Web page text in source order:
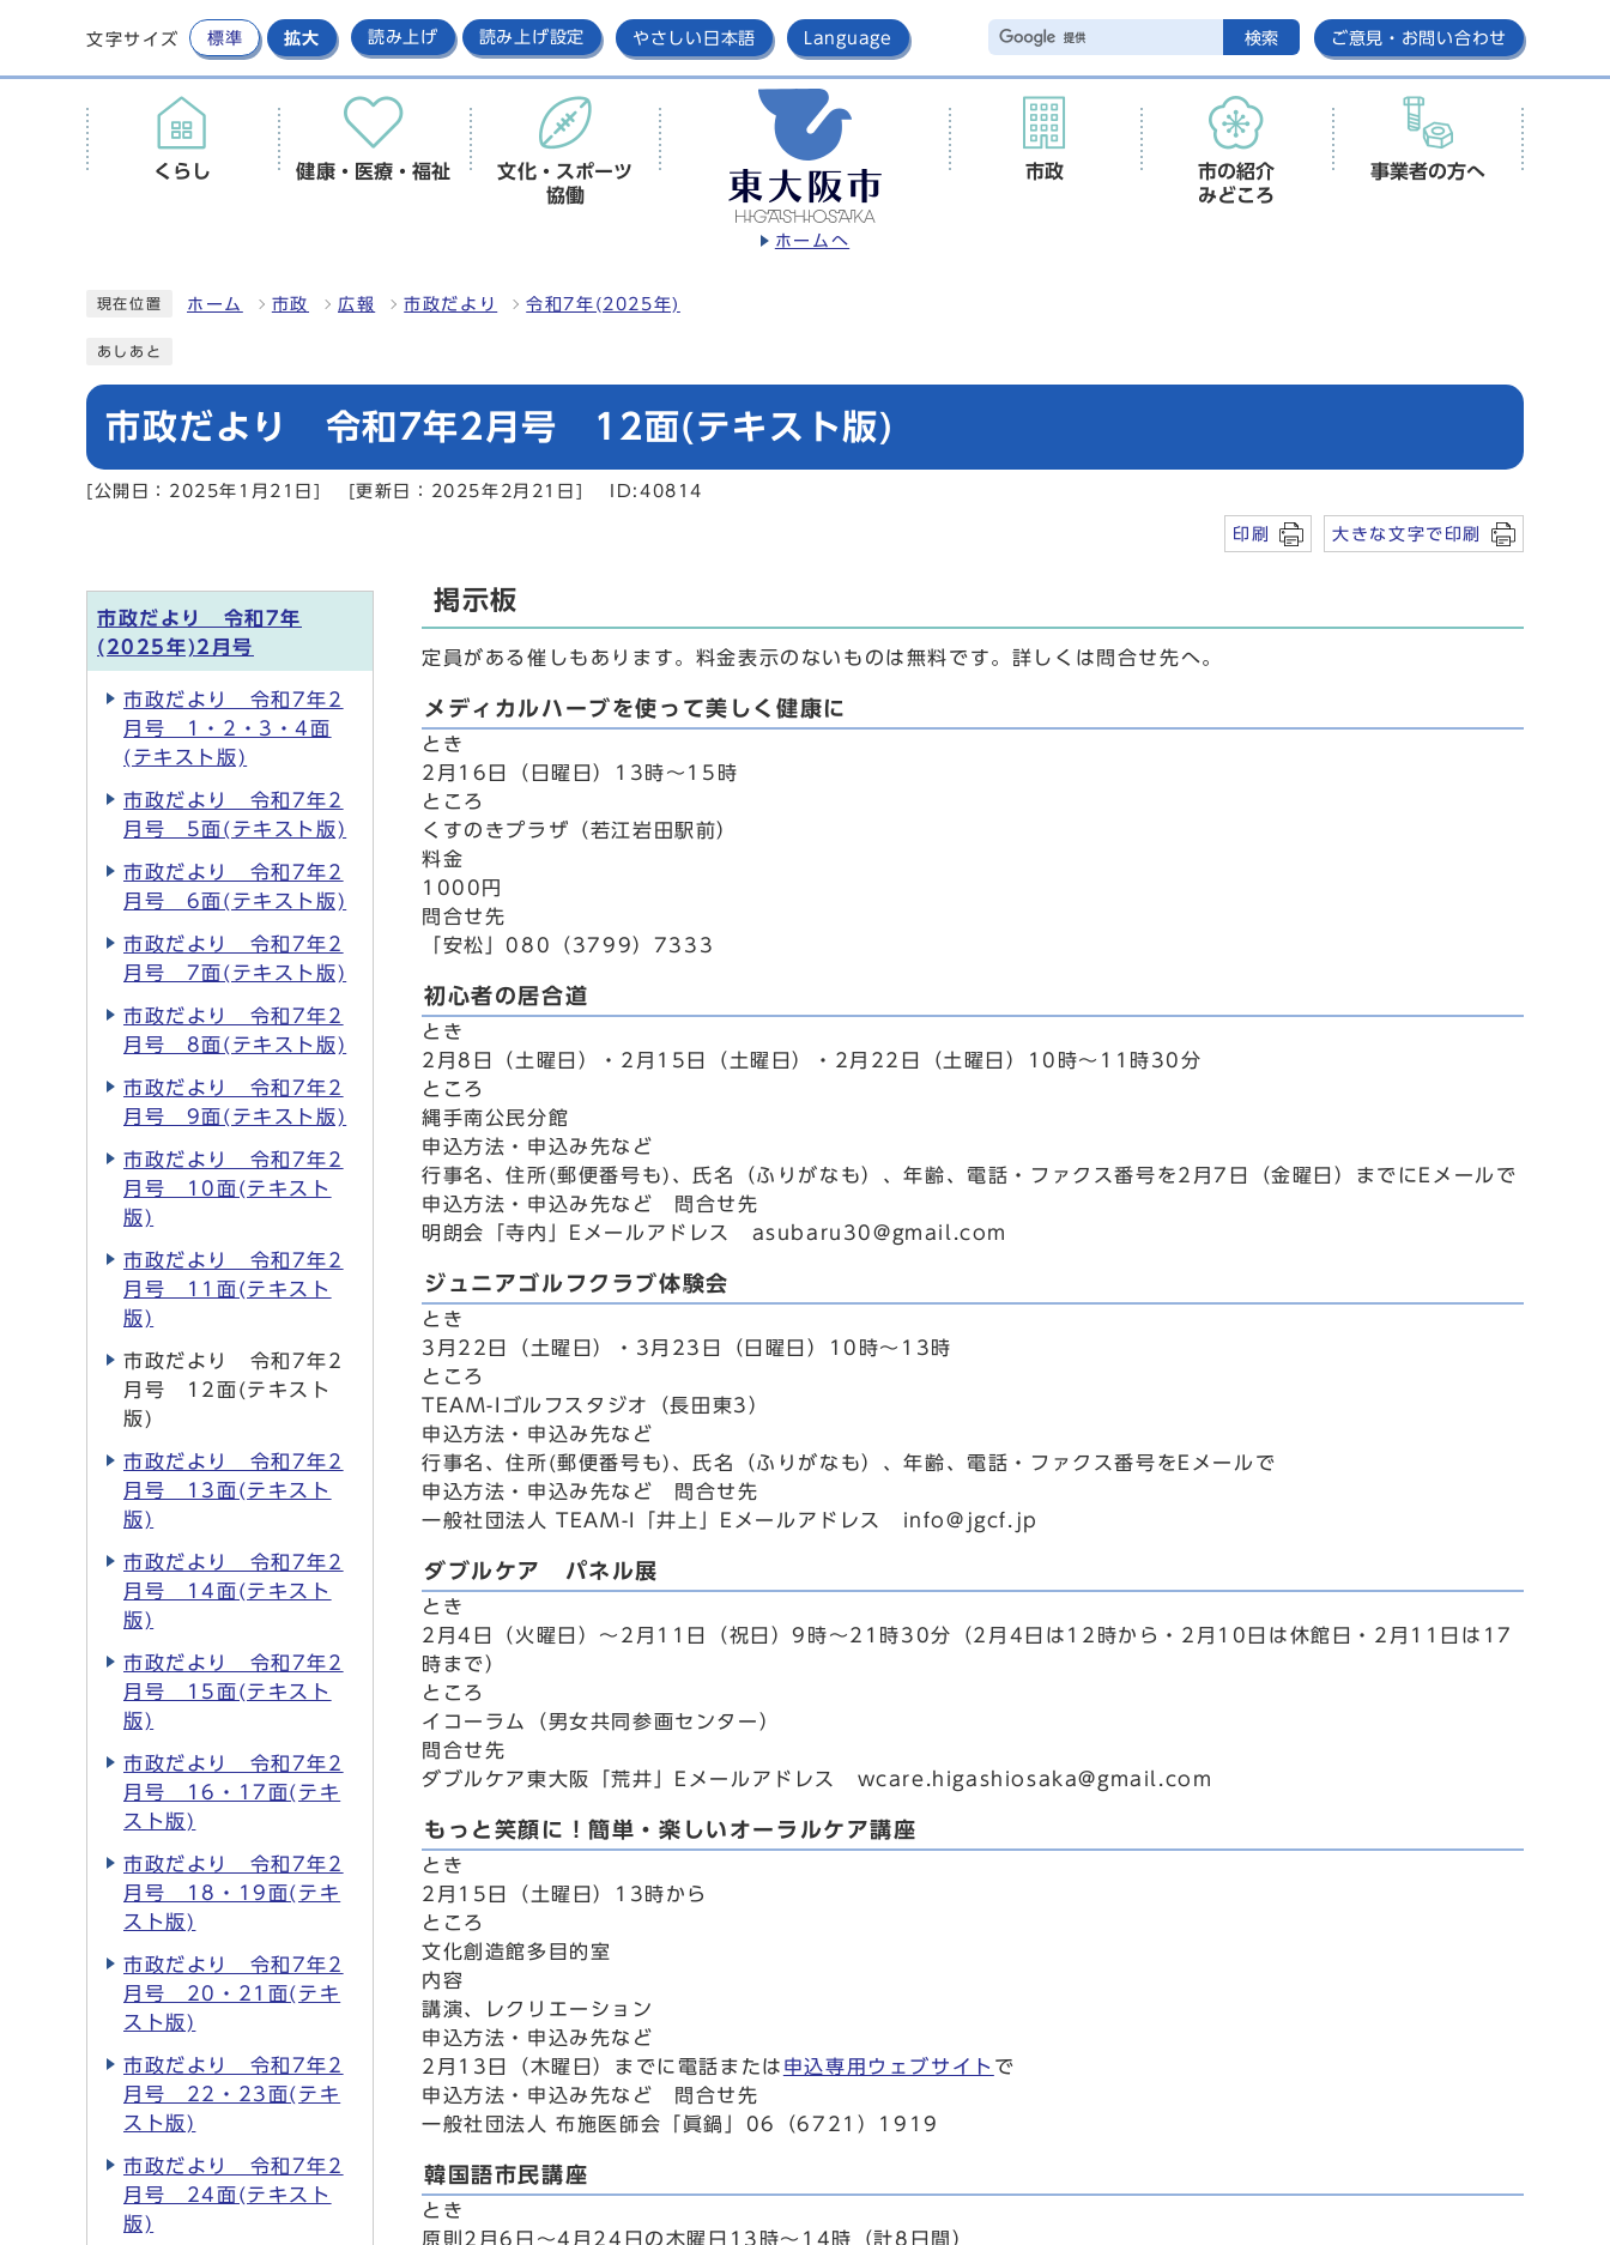
文字サイズ 標準 拡大 読み上げ 読み上げ設定 やさしい日本語 Language 検索 ご意見・お問い合わせ
ホームへ
くらし 健康・医療・福祉
文化・スポーツ
協働
市政
市の紹介
みどころ
事業者の方へ
現在位置 ホーム 市政 広報 市政だより 令和7年(2025年)
あしあと
市政だより 令和7年2月号 12面(テキスト版)
[公開日：2025年1月21日] [更新日：2025年2月21日] ID:40814
印刷 大きな文字で印刷
掲示板
定員がある催しもあります。料金表示のないものは無料です。詳しくは問合せ先へ。
メディカルハーブを使って美しく健康に
とき
2月16日（日曜日）13時～15時
ところ
くすのきプラザ（若江岩田駅前）
料金
1000円
問合せ先
「安松」080（3799）7333
初心者の居合道
とき
2月8日（土曜日）・2月15日（土曜日）・2月22日（土曜日）10時～11時30分
ところ
縄手南公民分館
申込方法・申込み先など
行事名、住所(郵便番号も)、氏名（ふりがなも）、年齢、電話・ファクス番号を2月7日（金曜日）までにEメールで
申込方法・申込み先など 問合せ先
明朗会「寺内」Eメールアドレス asubaru30@gmail.com
ジュニアゴルフクラブ体験会
とき
3月22日（土曜日）・3月23日（日曜日）10時～13時
ところ
TEAM-Iゴルフスタジオ（長田東3）
申込方法・申込み先など
行事名、住所(郵便番号も)、氏名（ふりがなも）、年齢、電話・ファクス番号をEメールで
申込方法・申込み先など 問合せ先
一般社団法人 TEAM-I「井上」Eメールアドレス info@jgcf.jp
ダブルケア パネル展
とき
2月4日（火曜日）～2月11日（祝日）9時～21時30分（2月4日は12時から・2月10日は休館日・2月11日は17
時まで）
ところ
イコーラム（男女共同参画センター）
問合せ先
ダブルケア東大阪「荒井」Eメールアドレス wcare.higashiosaka@gmail.com
もっと笑顔に！簡単・楽しいオーラルケア講座
とき
2月15日（土曜日）13時から
ところ
文化創造館多目的室
内容
講演、レクリエーション
申込方法・申込み先など
2月13日（木曜日）までに電話または 申込専用ウェブサイト で
申込方法・申込み先など 問合せ先
一般社団法人 布施医師会「眞鍋」06（6721）1919
韓国語市民講座
とき
原則2月6日～4月24日の木曜日13時～14時（計8日間）
市政だより 令和7年
(2025年)2月号
市政だより 令和7年2
月号 1・2・3・4面
(テキスト版)
市政だより 令和7年2
月号 5面(テキスト版)
市政だより 令和7年2
月号 6面(テキスト版)
市政だより 令和7年2
月号 7面(テキスト版)
市政だより 令和7年2
月号 8面(テキスト版)
市政だより 令和7年2
月号 9面(テキスト版)
市政だより 令和7年2
月号 10面(テキスト
版)
市政だより 令和7年2
月号 11面(テキスト
版)
市政だより 令和7年2
月号 12面(テキスト
版)
市政だより 令和7年2
月号 13面(テキスト
版)
市政だより 令和7年2
月号 14面(テキスト
版)
市政だより 令和7年2
月号 15面(テキスト
版)
市政だより 令和7年2
月号 16・17面(テキ
スト版)
市政だより 令和7年2
月号 18・19面(テキ
スト版)
市政だより 令和7年2
月号 20・21面(テキ
スト版)
市政だより 令和7年2
月号 22・23面(テキ
スト版)
市政だより 令和7年2
月号 24面(テキスト
版)